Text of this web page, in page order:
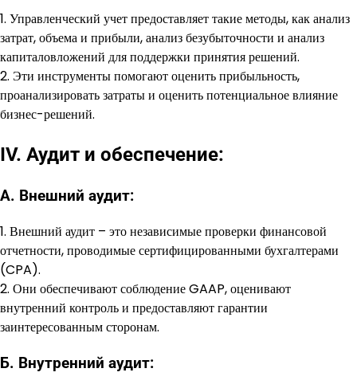
1. Управленческий учет предоставляет такие методы, как анализ
затрат, объема и прибыли, анализ безубыточности и анализ
капиталовложений для поддержки принятия решений.
2. Эти инструменты помогают оценить прибыльность,
проанализировать затраты и оценить потенциальное влияние
бизнес-решений.
IV. Аудит и обеспечение:
А. Внешний аудит:
1. Внешний аудит – это независимые проверки финансовой
отчетности, проводимые сертифицированными бухгалтерами
(CPA).
2. Они обеспечивают соблюдение GAAP, оценивают
внутренний контроль и предоставляют гарантии
заинтересованным сторонам.
Б. Внутренний аудит: